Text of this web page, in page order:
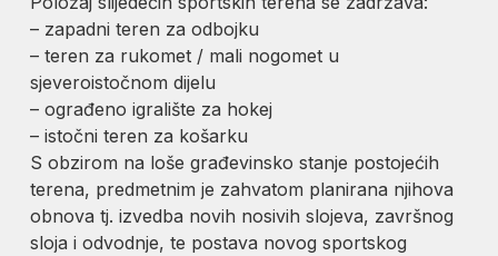
– zapadni teren za odbojku
– teren za rukomet / mali nogomet u
sjeveroistočnom dijelu
– ograđeno igralište za hokej
– istočni teren za košarku
S obzirom na loše građevinsko stanje postojećih
terena, predmetnim je zahvatom planirana njihova
obnova tj. izvedba novih nosivih slojeva, završnog
sloja i odvodnje, te postava novog sportskog